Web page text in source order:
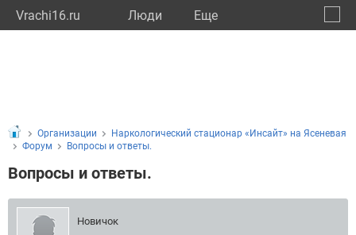
Vrachi16.ru Люди Eще
Организации
Наркологический стационар «Инсайт» на Ясеневая
Форум
Вопросы и ответы.
Вопросы и ответы.
Новичок